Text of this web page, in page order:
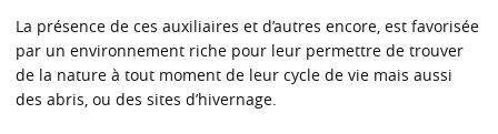
La présence de ces auxiliaires et d’autres encore, est favorisée
par un environnement riche pour leur permettre de trouver
de la nature à tout moment de leur cycle de vie mais aussi
des abris, ou des sites d’hivernage.